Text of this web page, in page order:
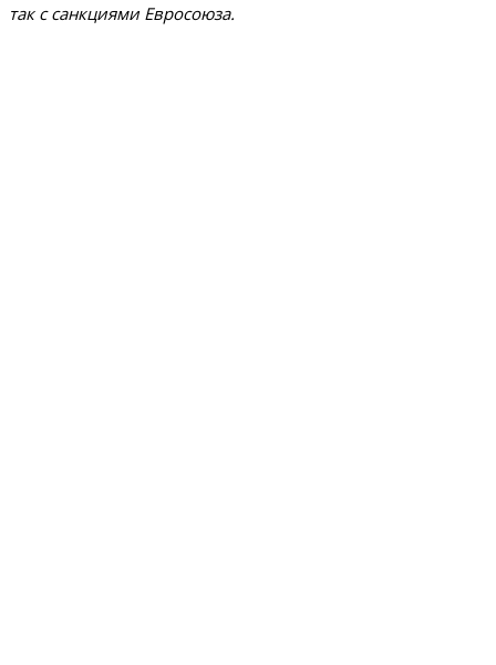
так с санкциями Евросоюза.